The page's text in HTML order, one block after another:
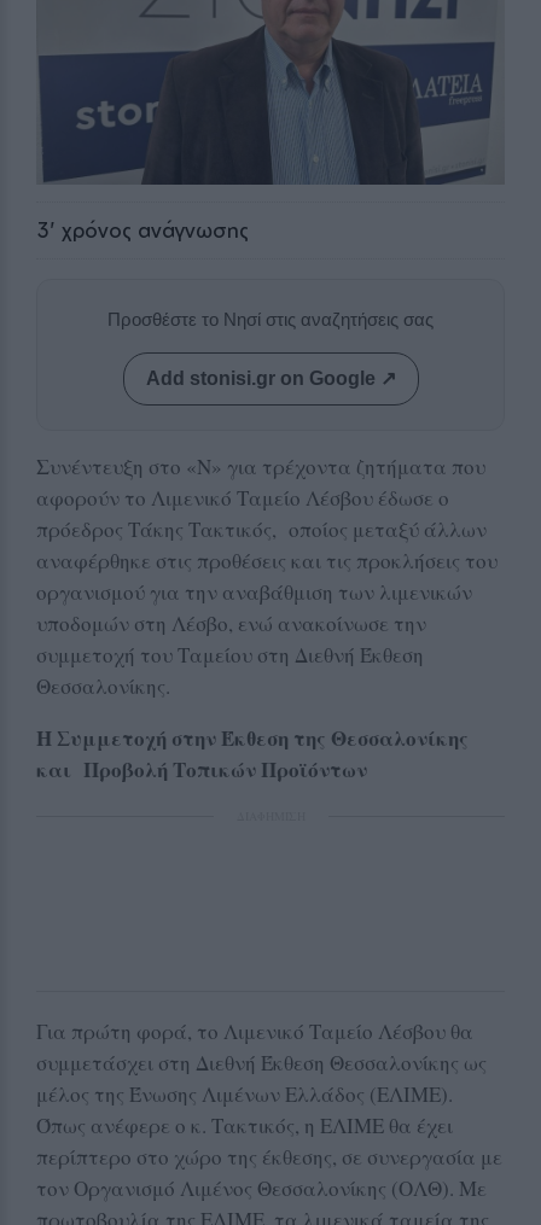
3' χρόνος ανάγνωσης
Προσθέστε το Νησί στις αναζητήσεις σας
Add stonisi.gr on Google ↗
Συνέντευξη στο «Ν» για τρέχοντα ζητήματα που
αφορούν το Λιμενικό Ταμείο Λέσβου έδωσε ο
πρόεδρος Τάκης Τακτικός, οποίος μεταξύ άλλων
αναφέρθηκε στις προθέσεις και τις προκλήσεις του
οργανισμού για την αναβάθμιση των λιμενικών
υποδομών στη Λέσβο, ενώ ανακοίνωσε την
συμμετοχή του Ταμείου στη Διεθνή Έκθεση
Θεσσαλονίκης.
Η Συμμετοχή στην Έκθεση της Θεσσαλονίκης
και Προβολή Τοπικών Προϊόντων
Για πρώτη φορά, το Λιμενικό Ταμείο Λέσβου θα
συμμετάσχει στη Διεθνή Έκθεση Θεσσαλονίκης ως
μέλος της Ένωσης Λιμένων Ελλάδος (ΕΛΙΜΕ).
Όπως ανέφερε ο κ. Τακτικός, η ΕΛΙΜΕ θα έχει
περίπτερο στο χώρο της έκθεσης, σε συνεργασία με
τον Οργανισμό Λιμένος Θεσσαλονίκης (ΟΛΘ). Με
πρωτοβουλία της ΕΛΙΜΕ, τα λιμενικά ταμεία της